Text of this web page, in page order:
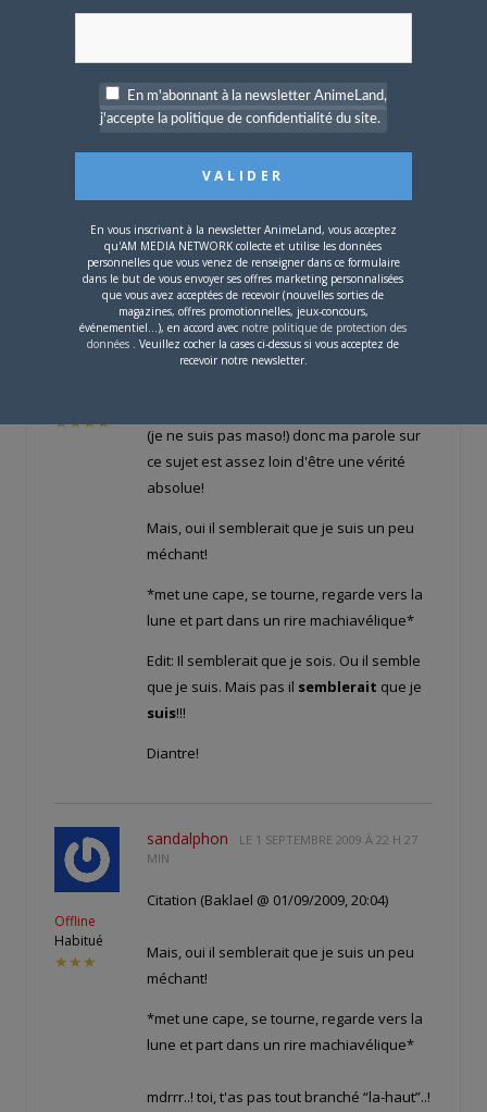
plaisir pour cette partie alors le reste
★★★
sandalphon 29 AOÛT 2009 À 23 H 24 MIN
purée.. baklael, t'es dur..!
t'assassine ma série phare..! bouh..!
méchant..! ^^
★★★★
Baklael LE 1 SEPTEMBRE 2009 À 21 H 04 MIN
(je ne suis pas maso!) donc ma parole sur
ce sujet est assez loin d'être une vérité
absolue!
Mais, oui il semblerait que je suis un peu
méchant!
*met une cape, se tourne, regarde vers la
lune et part dans un rire machiavélique*
Edit: Il semblerait que je sois. Ou il semble
que je suis. Mais pas il semblerait que je
suis!!!
Diantre!
Offline
Habitué
★★★
sandalphon LE 1 SEPTEMBRE 2009 À 22 H 27
MIN
Citation (Baklael @ 01/09/2009, 20:04)
Mais, oui il semblerait que je suis un peu
méchant!
*met une cape, se tourne, regarde vers la
lune et part dans un rire machiavélique*
mdrrr..! toi, t'as pas tout branché “la-haut”..!
En m'abonnant à la newsletter AnimeLand,
j'accepte la politique de confidentialité du site.
En vous inscrivant à la newsletter AnimeLand, vous acceptez
qu'AM MEDIA NETWORK collecte et utilise les données
personnelles que vous venez de renseigner dans ce formulaire
dans le but de vous envoyer ses offres marketing personnalisées
que vous avez acceptées de recevoir (nouvelles sorties de
magazines, offres promotionnelles, jeux-concours,
événementiel...), en accord avec notre politique de protection des
données . Veuillez cocher la cases ci-dessus si vous acceptez de
recevoir notre newsletter.